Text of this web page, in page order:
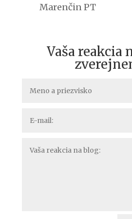
Marenčin PT
Vaša reakcia